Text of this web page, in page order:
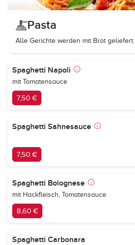
Pasta
Alle Gerichte werden mit Brot geliefert.
Spaghetti Napoli
mit Tomatensauce
7,50 €
Spaghetti Sahnesauce
7,50 €
Spaghetti Bolognese
mit Hackfleisch, Tomatensauce
8,60 €
Spaghetti Carbonara